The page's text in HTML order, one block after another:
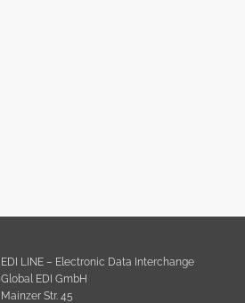
EDI LINE – Electronic Data Interchange
Global EDI GmbH
Mainzer Str. 45